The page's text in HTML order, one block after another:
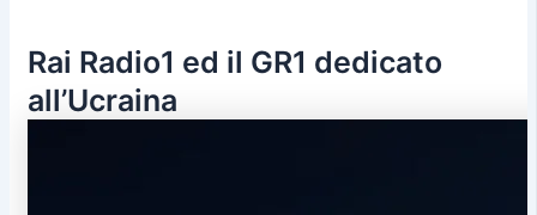
Rai Radio1 ed il GR1 dedicato
all’Ucraina